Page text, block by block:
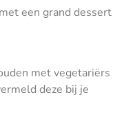
een grand dessert
met vegetariërs
deze bij je